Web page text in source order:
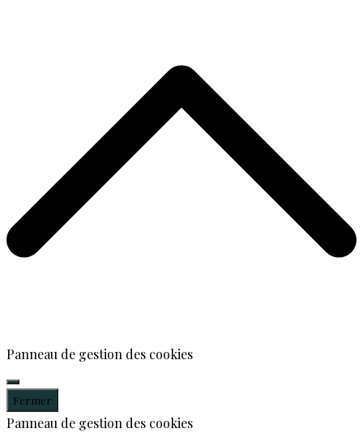
Panneau de gestion des cookies
Fermer
Panneau de gestion des cookies